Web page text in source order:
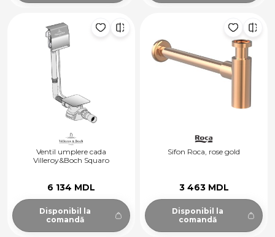
Ventil umplere cada
Villeroy&Boch Squaro
6 134 MDL
Disponibil la
comandă
Sifon Roca, rose gold
3 463 MDL
Disponibil la
comandă